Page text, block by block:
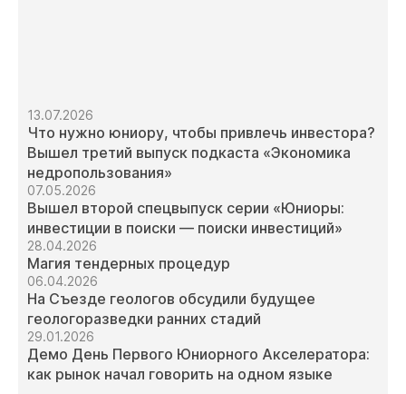
13.07.2026
Что нужно юниору, чтобы привлечь инвестора?
Вышел третий выпуск подкаста «Экономика
недропользования»
07.05.2026
Вышел второй спецвыпуск серии «Юниоры:
инвестиции в поиски — поиски инвестиций»
28.04.2026
Магия тендерных процедур
06.04.2026
На Съезде геологов обсудили будущее
геологоразведки ранних стадий
29.01.2026
Демо День Первого Юниорного Акселератора:
как рынок начал говорить на одном языке